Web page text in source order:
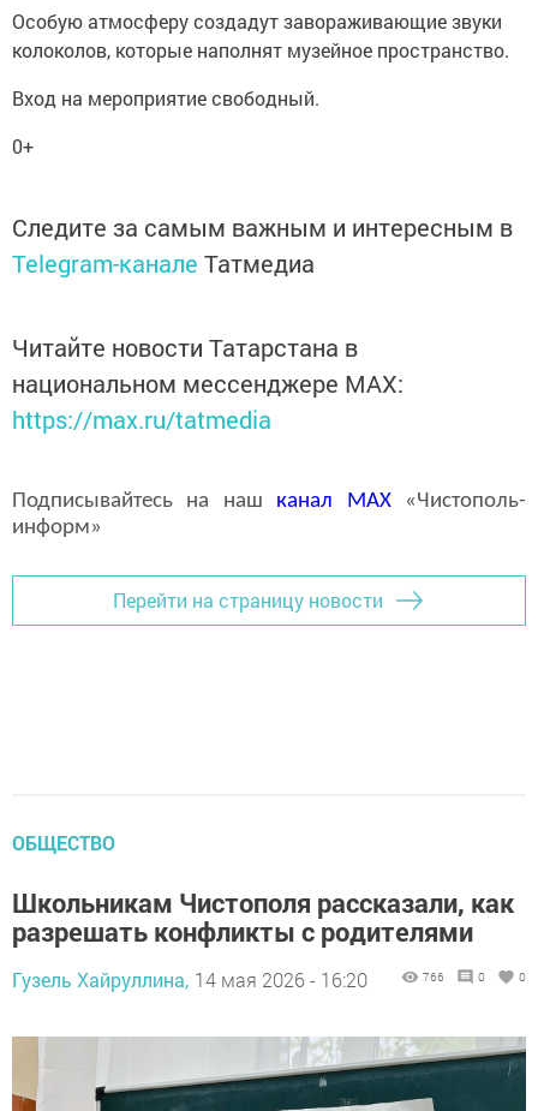
Особую атмосферу создадут завораживающие звуки
колоколов, которые наполнят музейное пространство.
Вход на мероприятие свободный.
0+
Следите за самым важным и интересным в
Telegram-канале Татмедиа
Читайте новости Татарстана в
национальном мессенджере MАХ:
https://max.ru/tatmedia
Подписывайтесь на наш канал MAX«Чистополь-
информ»
Перейти на страницу новости
ОБЩЕСТВО
Школьникам Чистополя рассказали, как
разрешать конфликты с родителями
Гузель Хайруллина, 14 мая 2026 - 16:20 766 0 0